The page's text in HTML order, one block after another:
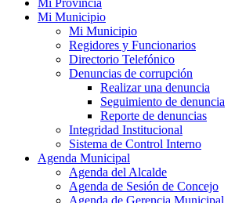
Mi Municipio
Mi Municipio
Regidores y Funcionarios
Directorio Telefónico
Denuncias de corrupción
Realizar una denuncia
Seguimiento de denuncia
Reporte de denuncias
Integridad Institucional
Sistema de Control Interno
Agenda Municipal
Agenda del Alcalde
Agenda de Sesión de Concejo
Agenda de Gerencia Municipal